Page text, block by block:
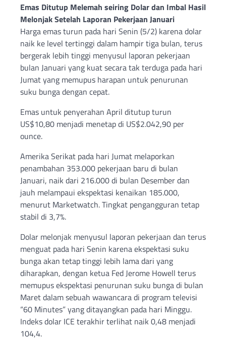
Emas Ditutup Melemah seiring Dolar dan Imbal Hasil
Melonjak Setelah Laporan Pekerjaan Januari
Harga emas turun pada hari Senin (5/2) karena dolar
naik ke level tertinggi dalam hampir tiga bulan, terus
bergerak lebih tinggi menyusul laporan pekerjaan
bulan Januari yang kuat secara tak terduga pada hari
Jumat yang memupus harapan untuk penurunan
suku bunga dengan cepat.
Emas untuk penyerahan April ditutup turun
US$10,80 menjadi menetap di US$2.042,90 per
ounce.
Amerika Serikat pada hari Jumat melaporkan
penambahan 353.000 pekerjaan baru di bulan
Januari, naik dari 216.000 di bulan Desember dan
jauh melampaui ekspektasi kenaikan 185.000,
menurut Marketwatch. Tingkat pengangguran tetap
stabil di 3,7%.
Dolar melonjak menyusul laporan pekerjaan dan terus
menguat pada hari Senin karena ekspektasi suku
bunga akan tetap tinggi lebih lama dari yang
diharapkan, dengan ketua Fed Jerome Howell terus
memupus ekspektasi penurunan suku bunga di bulan
Maret dalam sebuah wawancara di program televisi
“60 Minutes” yang ditayangkan pada hari Minggu.
Indeks dolar ICE terakhir terlihat naik 0,48 menjadi
104,4.